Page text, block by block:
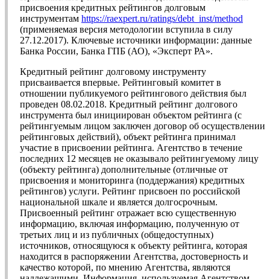
присвоения кредитных рейтингов долговым
инструментам https://raexpert.ru/ratings/debt_inst/method
(применяемая версия методологии вступила в силу
27.12.2017). Ключевые источники информации: данные
Банка России, Банка ГПБ (АО), «Эксперт РА».
Кредитный рейтинг долговому инструменту
присваивается впервые. Рейтинговый комитет в
отношении публикуемого рейтингового действия был
проведен 08.02.2018. Кредитный рейтинг долгового
инструмента был инициирован объектом рейтинга (с
рейтингуемым лицом заключен договор об осуществлении
рейтинговых действий), объект рейтинга принимал
участие в присвоении рейтинга. Агентство в течение
последних 12 месяцев не оказывало рейтингуемому лицу
(объекту рейтинга) дополнительные (отличные от
присвоения и мониторинга (поддержания) кредитных
рейтингов) услуги. Рейтинг присвоен по российской
национальной шкале и является долгосрочным.
Присвоенный рейтинг отражает всю существенную
информацию, включая информацию, полученную от
третьих лиц и из публичных (общедоступных)
источников, относящуюся к объекту рейтинга, которая
находится в распоряжении Агентства, достоверность и
качество которой, по мнению Агентства, являются